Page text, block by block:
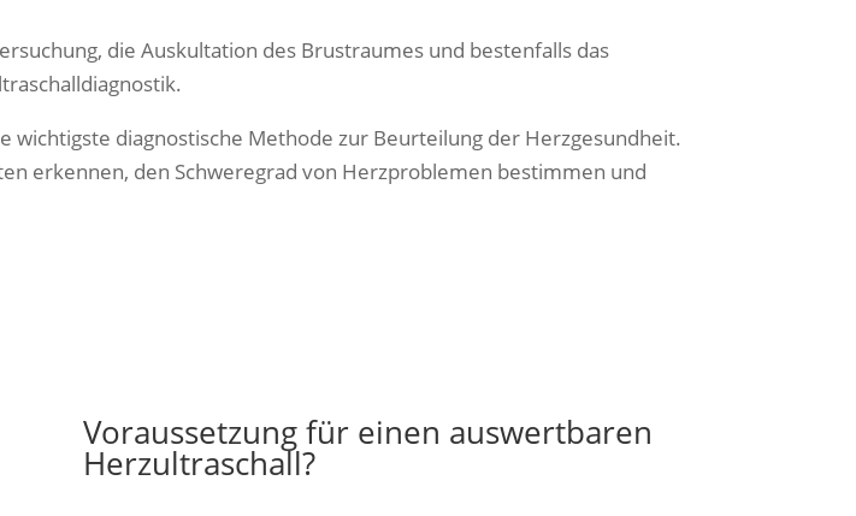
die Auskultation des Brustraumes und bestenfalls das
wichtigste diagnostische Methode zur Beurteilung der Herzgesundheit.
erkennen, den Schweregrad von Herzproblemen bestimmen und
Voraussetzung für einen auswertbaren
Herzultraschall?